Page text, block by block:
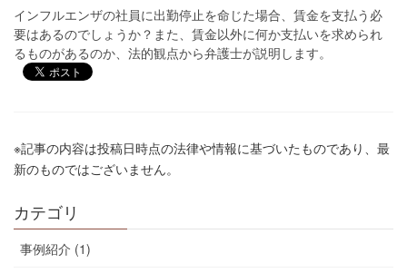
インフルエンザの社員に出勤停止を命じた場合、賃金を支払う必
要はあるのでしょうか？また、賃金以外に何か支払いを求められ
るものがあるのか、法的観点から弁護士が説明します。
※記事の内容は投稿日時点の法律や情報に基づいたものであり、最
新のものではございません。
カテゴリ
事例紹介 (1)